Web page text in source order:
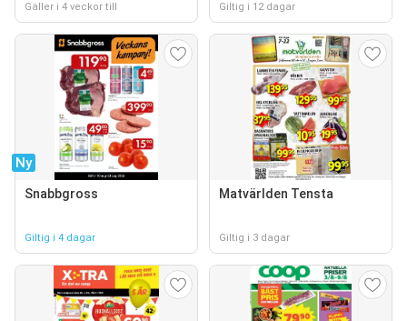
Gäller i 4 veckor till Giltig i 12 dagar
Ny
Snabbgross
Giltig i 4 dagar
Matvärlden Tensta
Giltig i 3 dagar